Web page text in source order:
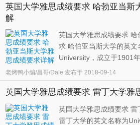
做 Thomas Fielding
英国大学雅思成绩要求 哈勃亚当斯
解
英国大学雅思成绩要求
求 哈伯亚当斯大学的英
University，成立于1901
先进的，以农业为主的学
球未来的食物生产、处理
问题。学校位于英国西部
老烤鸭小编/昌哥/Dale 发布于 2018-09-14
英国大学雅思成绩要求 雷丁大学雅
英国大学雅思成绩要求
雷丁大学的英文名称为